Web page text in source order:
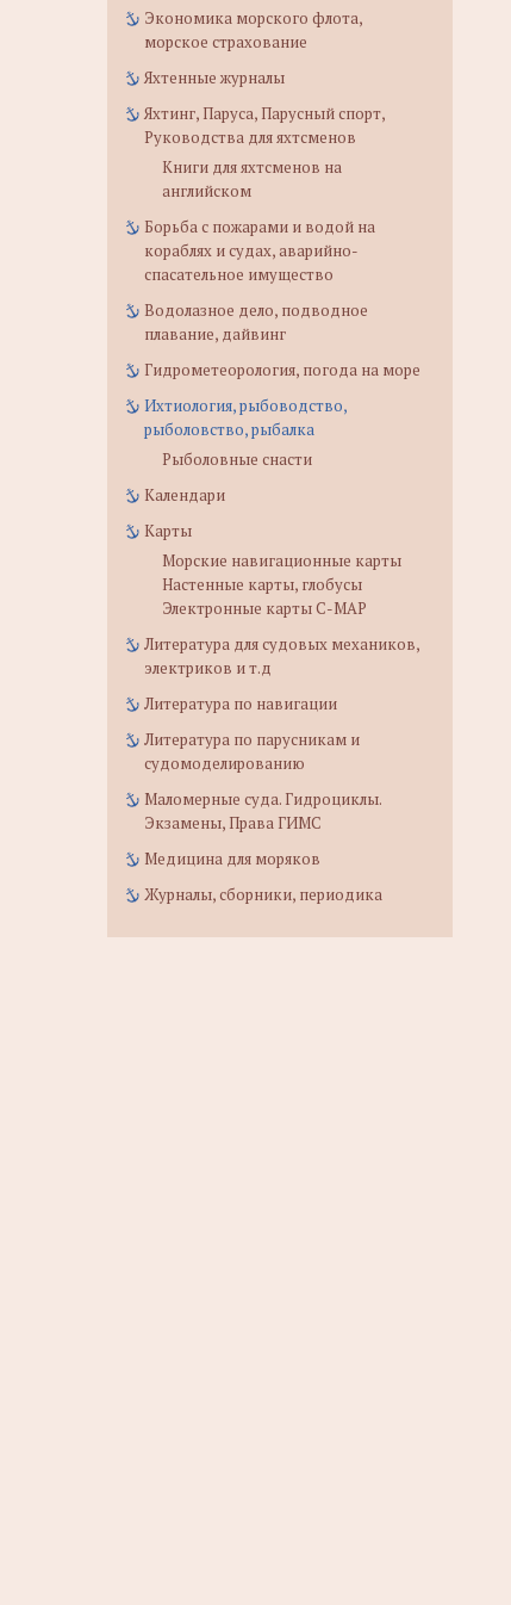
Экономика морского флота,
морское страхование
Яхтенные журналы
Яхтинг, Паруса, Парусный спорт,
Руководства для яхтсменов
Книги для яхтсменов на
английском
Борьба с пожарами и водой на
кораблях и судах, аварийно-
спасательное имущество
Водолазное дело, подводное
плавание, дайвинг
Гидрометеорология, погода на море
Ихтиология, рыбоводство,
рыболовство, рыбалка
Рыболовные снасти
Календари
Карты
Морские навигационные карты
Настенные карты, глобусы
Электронные карты C-MAP
Литература для судовых механиков,
электриков и т.д
Литература по навигации
Литература по парусникам и
судомоделированию
Маломерные суда. Гидроциклы.
Экзамены, Права ГИМС
Медицина для моряков
Журналы, сборники, периодика